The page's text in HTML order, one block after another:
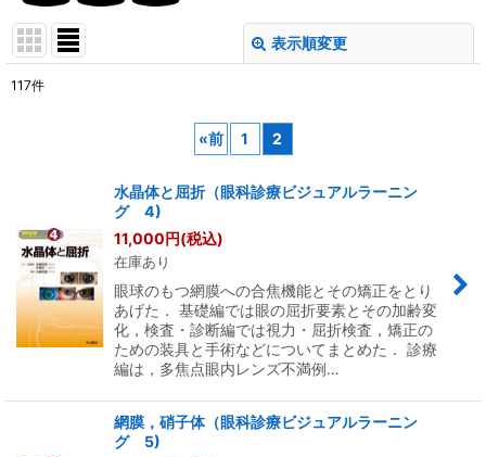
表示順変更
サブカテゴリ
並び順:
絞り込む
117件
«前 1 2
水晶体と屈折（眼科診療ビジュアルラーニン
グ 4)
11,000円(税込)
在庫あり
眼球のもつ網膜への合焦機能とその矯正をとり
あげた． 基礎編では眼の屈折要素とその加齢変
化，検査・診断編では視力・屈折検査，矯正の
ための装具と手術などについてまとめた． 診療
編は，多焦点眼内レンズ不満例…
網膜，硝子体（眼科診療ビジュアルラーニン
グ 5)